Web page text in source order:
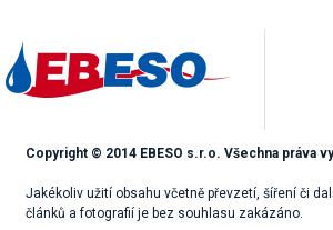
Copyright © 2014 EBESO s.r.o. Všechna práva
Jakékoliv užití obsahu včetně převzetí, šíření či
článků a fotografií je bez souhlasu zakázáno.